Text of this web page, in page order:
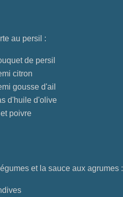
au persil :
de persil
citron
gousse d'ail
d'huile d'olive
poivre
et la sauce aux agrumes :